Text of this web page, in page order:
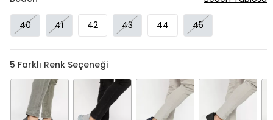
40 41 42 43 44 45
5 Farklı Renk Seçeneği